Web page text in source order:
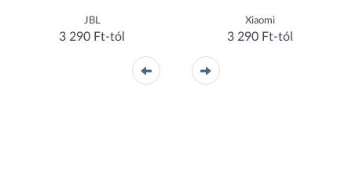
JBL
3 290 Ft-tól
Xiaomi
3 290 Ft-tól